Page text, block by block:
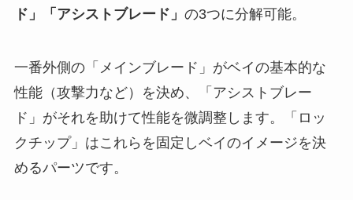
ド」「アシストブレード」 の3つに分解可能。
一番外側の「メインブレード」がベイの基本的な
性能（攻撃力など）を決め、「アシストブレー
ド」がそれを助けて性能を微調整します。「ロッ
クチップ」はこれらを固定しベイのイメージを決
めるパーツです。